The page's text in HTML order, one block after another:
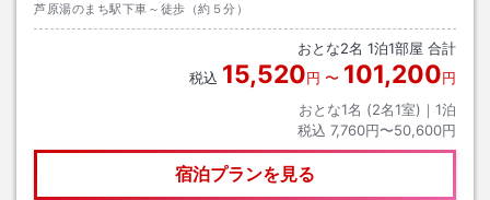
芦原湯のまち駅下車～徒歩（約５分）
おとな2名 1泊1部屋 合計
税込 15,520円 〜 101,200円
おとな1名 (2名1室)｜ 1泊
税込 7,760円〜50,600円
宿泊プランを見る